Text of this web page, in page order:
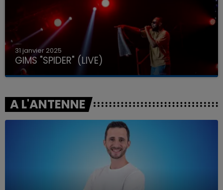
31 janvier 2025
GIMS "SPIDER" (LIVE)
A L'ANTENNE